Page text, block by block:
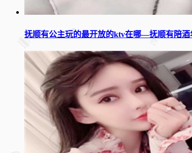
抚顺有公主玩的最开放的ktv在哪—抚顺有陪酒